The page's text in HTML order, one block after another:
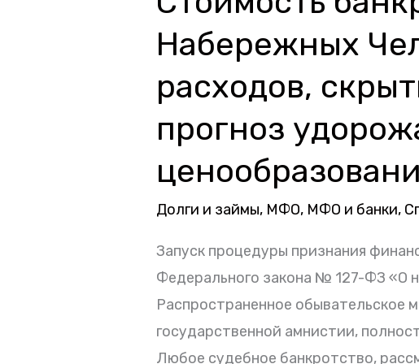
Набережных
расходов,
прогноз
Долги и займы, МФО, МФО и банки,
Запуск процедуры признания
Федерального закона № 127-ФЗ «О
Распространенное обывательское
государственной амнистии,
Любое судебное банкротство,
физических
в
Набережных
детальный
калькулятор
скрытые
платежи,
аналитический
прогноз